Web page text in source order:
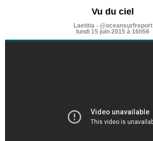
Vu du ciel
Laetitia- @oceansurfreport
lundi 15 juin 2015 à 16h56